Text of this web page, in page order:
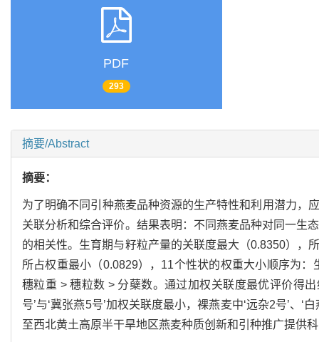
PDF
293
摘要/Abstract
摘要：
为了明确不同引种燕麦品种资源的生产特性和利用潜力，
关联分析和综合评价。结果表明：不同燕麦品种对同一生
的相关性。生育期与籽粒产量的关联度最大（0.8350），
所占权重最小（0.0829），11个性状的权重大小顺序为
穗粒重 > 穗粒数 > 分蘖数。通过加权关联度最优评价得出
号’与‘冀张燕5号’加权关联度最小，裸燕麦中‘远杂2号’、
至西北黄土高原半干旱地区燕麦种质创新和引种推广提供